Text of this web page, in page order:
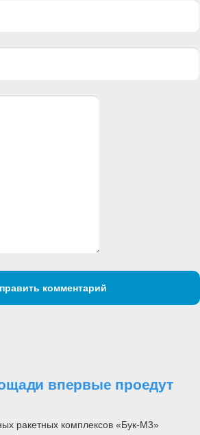
комментарий
впервые проедут
ракетных комплексов «Бук-М3»